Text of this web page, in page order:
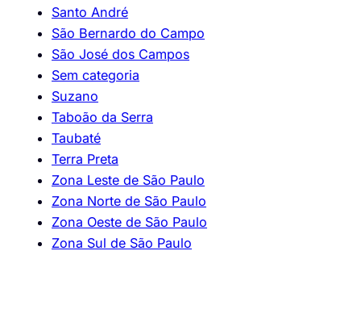
Santo André
São Bernardo do Campo
São José dos Campos
Sem categoria
Suzano
Taboão da Serra
Taubaté
Terra Preta
Zona Leste de São Paulo
Zona Norte de São Paulo
Zona Oeste de São Paulo
Zona Sul de São Paulo